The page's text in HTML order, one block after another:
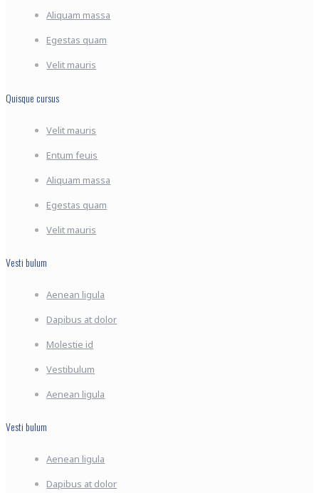
Aliquam massa
Egestas quam
Velit mauris
Quisque cursus
Velit mauris
Entum feuis
Aliquam massa
Egestas quam
Velit mauris
Vesti bulum
Aenean ligula
Dapibus at dolor
Molestie id
Vestibulum
Aenean ligula
Vesti bulum
Aenean ligula
Dapibus at dolor